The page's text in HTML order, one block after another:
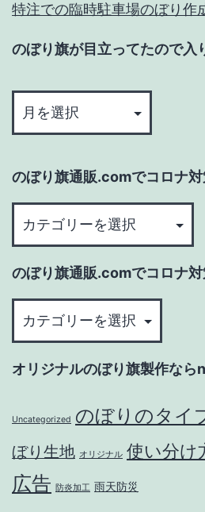
特注での臨時駐車場のぼり作
のぼり旗が目立ってたので入
り
が
目
立
っ
て
た
の
で
入
ま
し
のぼり旗通販.comでコロナ対
旗
販.com
コ
ナ
対
策
の
のぼり旗通販.comでコロナ対
旗
販.com
で
コ
オリジナルのぼり旗製作な
Uncategorized のぼりのタイ
ぼり生地 オリジナル 使い分け
広告
防炎加工 雨天防災